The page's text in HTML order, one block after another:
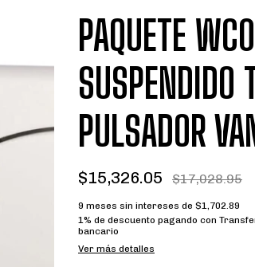
PAQUETE
SUSPENDIDO
PULSADOR
$15,326.05 $17,028.95
9 meses sin intereses de $1,702.89
1% de descuento pagando con
bancario
Ver más detalles